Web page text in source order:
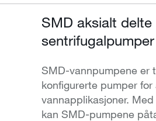
SMD aksialt
sentrifugalpumper
SMD-vannpumpene er
konfigurerte pumper
vannapplikasjoner.
kan SMD-pumpene